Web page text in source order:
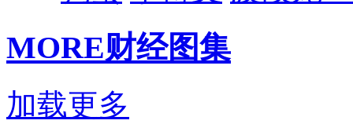
MORE财经图集
加载更多